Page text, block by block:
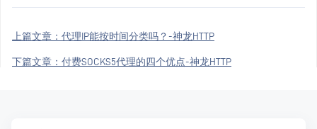
上篇文章： 代理IP能按时间分类吗？-神龙HTTP
下篇文章： 付费SOCKS5代理的四个优点-神龙HTTP